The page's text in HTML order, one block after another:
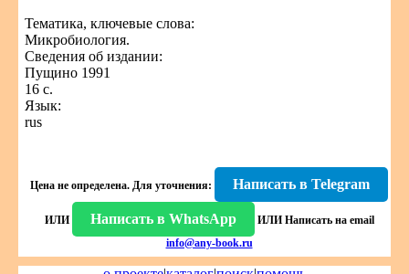
Тематика, ключевые слова:
Микробиология.
Сведения об издании:
Пущино 1991
16 с.
Язык:
rus
Цена не определена. Для уточнения: Написать в Telegram
ИЛИ Написать в WhatsApp ИЛИ Написать на email
info@any-book.ru